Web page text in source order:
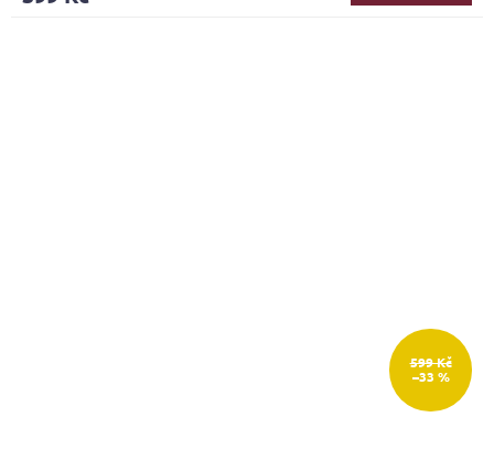
599 Kč
–33 %